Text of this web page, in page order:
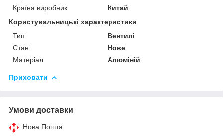
Країна виробник
Китай
Користувальницькі характеристики
Тип
Вентилі
Стан
Нове
Матеріал
Алюміній
Приховати
Умови доставки
Нова Пошта